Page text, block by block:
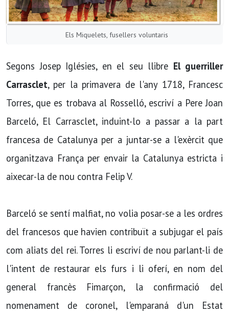
Els Miquelets, fusellers voluntaris
Segons Josep Iglésies, en el seu llibre El guerriller
Carrasclet, per la primavera de l'any 1718, Francesc
Torres, que es trobava al Rosselló, escriví­ a Pere Joan
Barceló, El Carrasclet, induint-lo a passar a la part
francesa de Catalunya per a juntar-se a l'exèrcit que
organitzava França per envair la Catalunya estricta i
aixecar-la de nou contra Felip V.
Barceló se sentí­ malfiat, no volia posar-se a les ordres
del francesos que havien contribuït a subjugar el paí­s
com aliats del rei. Torres li escriví­ de nou parlant-li de
l'intent de restaurar els furs i li oferí­, en nom del
general francès Fimarçon, la confirmació del
nomenament de coronel, l'emparaná d'un Estat